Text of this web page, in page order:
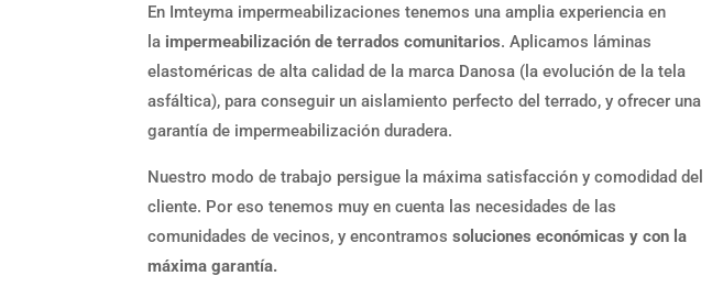
En Imteyma impermeabilizaciones tenemos una amplia experiencia en
la impermeabilización de terrados comunitarios. Aplicamos láminas
elastoméricas de alta calidad de la marca Danosa (la evolución de la tela
asfáltica), para conseguir un aislamiento perfecto del terrado, y ofrecer una
garantía de impermeabilización duradera.
Nuestro modo de trabajo persigue la máxima satisfacción y comodidad del
cliente. Por eso tenemos muy en cuenta las necesidades de las
comunidades de vecinos, y encontramossoluciones económicas y con la
máxima garantía.